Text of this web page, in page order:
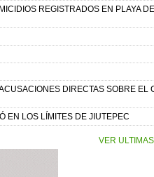
REGISTRADOS EN PLAYA
DIRECTAS SOBRE EL
EN LOS LÍMITES DE JIUTEPEC
VER